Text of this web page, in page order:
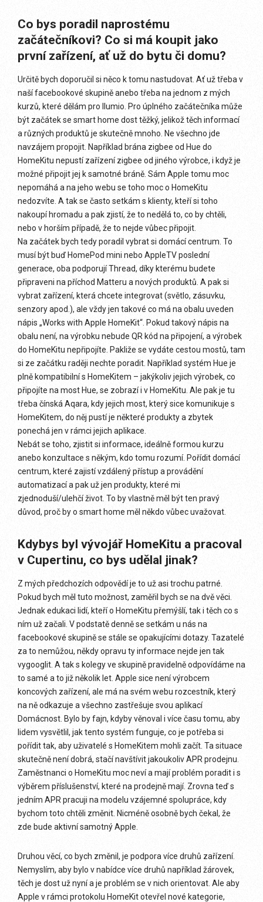
Co bys poradil naprostému
začátečníkovi? Co si má koupit jako
první zařízení, ať už do bytu či domu?
Určitě bych doporučil si něco k tomu nastudovat. Ať už třeba v
naší facebookové skupině anebo třeba na jednom z mých
kurzů, které dělám pro Ilumio. Pro úplného začátečníka může
být začátek se smart home dost těžký, jelikož těch informací
a různých produktů je skutečně mnoho. Ne všechno jde
navzájem propojit. Například brána zigbee od Hue do
HomeKitu nepustí zařízení zigbee od jiného výrobce, i když je
možné připojit jej k samotné bráně. Sám Apple tomu moc
nepomáhá a na jeho webu se toho moc o HomeKitu
nedozvíte. A tak se často setkám s klienty, kteří si toho
nakoupí hromadu a pak zjistí, že to nedělá to, co by chtěli,
nebo v horším případě, že to nejde vůbec připojit.
Na začátek bych tedy poradil vybrat si domácí centrum. To
musí být buď HomePod mini nebo AppleTV poslední
generace, oba podporují Thread, díky kterému budete
připraveni na příchod Matteru a nových produktů. A pak si
vybrat zařízení, která chcete integrovat (světlo, zásuvku,
senzory apod.), ale vždy jen takové co má na obalu uveden
nápis „Works with Apple HomeKit“. Pokud takový nápis na
obalu není, na výrobku nebude QR kód na připojení, a výrobek
do HomeKitu nepřipojíte. Pakliže se vydáte cestou mostů, tam
si ze začátku raději nechte poradit. Například systém Hue je
plně kompatibilní s HomeKitem – jakýkoliv jejich výrobek, co
připojíte na most Hue, se zobrazí i v HomeKitu. Ale pak je tu
třeba čínská Aqara, kdy jejich most, který sice komunikuje s
HomeKitem, do něj pustí je některé produkty a zbytek
ponechá jen v rámci jejich aplikace.
Nebát se toho, zjistit si informace, ideálně formou kurzu
anebo konzultace s někým, kdo tomu rozumí. Pořídit domácí
centrum, které zajistí vzdálený přístup a provádění
automatizací a pak už jen produkty, které mi
zjednoduší/ulehčí život. To by vlastně měl být ten pravý
důvod, proč by o smart home měl někdo vůbec uvažovat.
Kdybys byl vývojář HomeKitu a pracoval
v Cupertinu, co bys udělal jinak?
Z mých předchozích odpovědí je to už asi trochu patrné.
Pokud bych měl tuto možnost, zaměřil bych se na dvě věci.
Jednak edukaci lidí, kteří o HomeKitu přemýšlí, tak i těch co s
ním už začali. V podstatě denně se setkám u nás na
facebookové skupině se stále se opakujícími dotazy. Tazatelé
za to nemůžou, někdy opravu ty informace nejde jen tak
vygooglit. A tak s kolegy ve skupině pravidelně odpovídáme na
to samé a to již několik let. Apple sice není výrobcem
koncových zařízení, ale má na svém webu rozcestník, který
na ně odkazuje a všechno zastřešuje svou aplikací
Domácnost. Bylo by fajn, kdyby věnoval i více času tomu, aby
lidem vysvětlil, jak tento systém funguje, co je potřeba si
pořídit tak, aby uživatelé s HomeKitem mohli začít. Ta situace
skutečně není dobrá, stačí navštívit jakoukoliv APR prodejnu.
Zaměstnanci o HomeKitu moc neví a mají problém poradit i s
výběrem příslušenství, které na prodejně mají. Zrovna teď s
jedním APR pracuji na modelu vzájemné spolupráce, kdy
bychom toto chtěli změnit. Nicméně osobně bych čekal, že
zde bude aktivní samotný Apple.
Druhou věcí, co bych změnil, je podpora více druhů zařízení.
Nemyslím, aby bylo v nabídce více druhů například žárovek,
těch je dost už nyní a je problém se v nich orientovat. Ale aby
Apple v rámci protokolu HomeKit otevřel nové kategorie,